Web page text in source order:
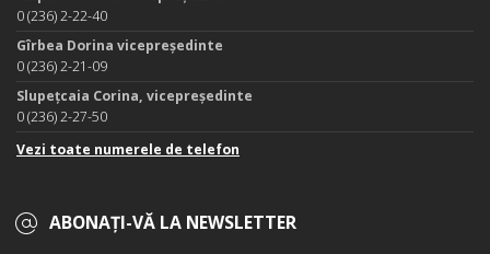
0 (236) 2-22-40
Gîrbea Dorina vicepreședinte
0 (236) 2-21-09
Slupețcaia Corina, vicepreședinte
0 (236) 2-27-50
Vezi toate numerele de telefon
ABONAȚI-VĂ LA NEWSLETTER